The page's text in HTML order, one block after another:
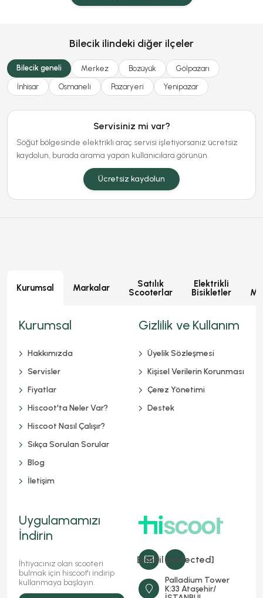
Bilecik ilindeki diğer ilçeler
Bilecik geneli Merkez Bozüyük Gölpazarı
İnhisar Osmaneli Pazaryeri Yenipazar
Servisiniz mi var?
Söğüt bölgesinde elektrikli araç servisi işletiyorsanız ücretsiz
kaydolun, burada arama yapan kullanıcılara görünün.
Ücretsiz kaydolun
Kurumsal Markalar
Satılık
Scooterlar
Elektrikli
Bisikletler
[email protected]
Palladium Tower
K:33 Ataşehir/
Kurumsal
Hakkımızda
Servisler
Fiyatlar
Hiscoot'ta Neler Var?
Hiscoot Nasıl Çalışır?
Sıkça Sorulan Sorular
Blog
İletişim
Gizlilik ve Kullanım
Üyelik Sözleşmesi
Kişisel Verilerin Korunması
Çerez Yönetimi
Destek
Uygulamamızı
İndirin
İhtiyacınız olan scooteri
bulmak için hiscoot'ı indirip
kullanmaya başlayın.